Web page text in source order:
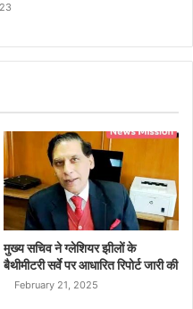
मुख्य सचिव ने ग्लेशियर झीलों के
बैथीमीटरी सर्वे पर आधारित रिपोर्ट जारी की
February 21, 2025